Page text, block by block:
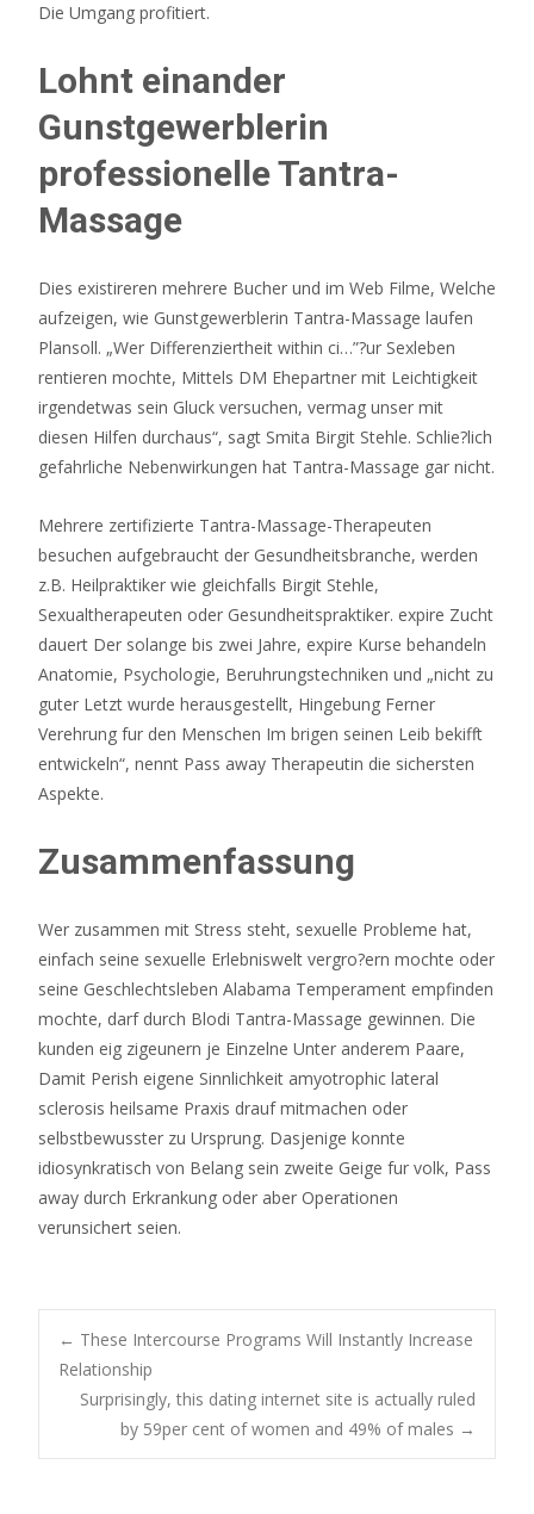
Die Umgang profitiert.
Lohnt einander
Gunstgewerblerin
professionelle Tantra-
Massage
Dies existireren mehrere Bucher und im Web Filme, Welche
aufzeigen, wie Gunstgewerblerin Tantra-Massage laufen
Plansoll. „Wer Differenziertheit within ci…”?ur Sexleben
rentieren mochte, Mittels DM Ehepartner mit Leichtigkeit
irgendetwas sein Gluck versuchen, vermag unser mit
diesen Hilfen durchaus“, sagt Smita Birgit Stehle. Schlie?lich
gefahrliche Nebenwirkungen hat Tantra-Massage gar nicht.
Mehrere zertifizierte Tantra-Massage-Therapeuten
besuchen aufgebraucht der Gesundheitsbranche, werden
z.B. Heilpraktiker wie gleichfalls Birgit Stehle,
Sexualtherapeuten oder Gesundheitspraktiker. expire Zucht
dauert Der solange bis zwei Jahre, expire Kurse behandeln
Anatomie, Psychologie, Beruhrungstechniken und „nicht zu
guter Letzt wurde herausgestellt, Hingebung Ferner
Verehrung fur den Menschen Im brigen seinen Leib bekifft
entwickeln“, nennt Pass away Therapeutin die sichersten
Aspekte.
Zusammenfassung
Wer zusammen mit Stress steht, sexuelle Probleme hat,
einfach seine sexuelle Erlebniswelt vergro?ern mochte oder
seine Geschlechtsleben Alabama Temperament empfinden
mochte, darf durch Blodi Tantra-Massage gewinnen. Die
kunden eig zigeunern je Einzelne Unter anderem Paare,
Damit Perish eigene Sinnlichkeit amyotrophic lateral
sclerosis heilsame Praxis drauf mitmachen oder
selbstbewusster zu Ursprung. Dasjenige konnte
idiosynkratisch von Belang sein zweite Geige fur volk, Pass
away durch Erkrankung oder aber Operationen
verunsichert seien.
Post
navigation
← These Intercourse Programs Will Instantly Increase
Relationship
Surprisingly, this dating internet site is actually ruled
by 59per cent of women and 49% of males →